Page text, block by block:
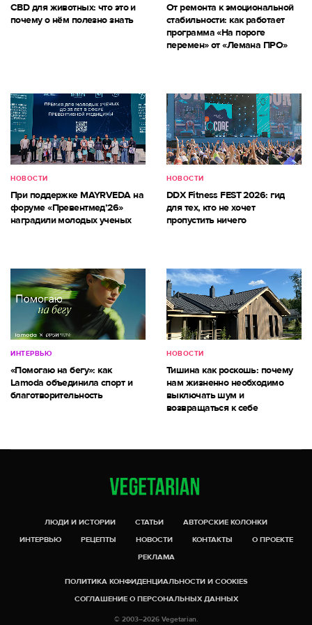
CBD для животных: что это и
почему о нём полезно знать
От ремонта к эмоциональной
стабильности: как работает
программа «На пороге
перемен» от «Лемана ПРО»
НОВОСТИ
При поддержке MAYRVEDA на
форуме «Превентмед’26»
наградили молодых ученых
НОВОСТИ
DDX Fitness FEST 2026: гид
для тех, кто не хочет
пропустить ничего
ИНТЕРВЬЮ
«Помогаю на бегу»: как
Lamoda объединила спорт и
благотворительность
НОВОСТИ
Тишина как роскошь: почему
нам жизненно необходимо
выключать шум и
возвращаться к себе
ЛЮДИ И ИСТОРИИ СТАТЬИ
АВТОРСКИЕ КОЛОНКИ
ИНТЕРВЬЮ
РЕЦЕПТЫ НОВОСТИ КОНТАКТЫ
О ПРОЕКТЕ
РЕКЛАМА
ПОЛИТИКА КОНФИДЕНЦИАЛЬНОСТИ И COOKIES
СОГЛАШЕНИЕ О ПЕРСОНАЛЬНЫХ ДАННЫХ
© 2003–2026 Vegetarian.